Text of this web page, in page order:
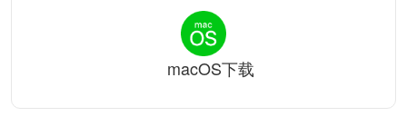
macOS下载